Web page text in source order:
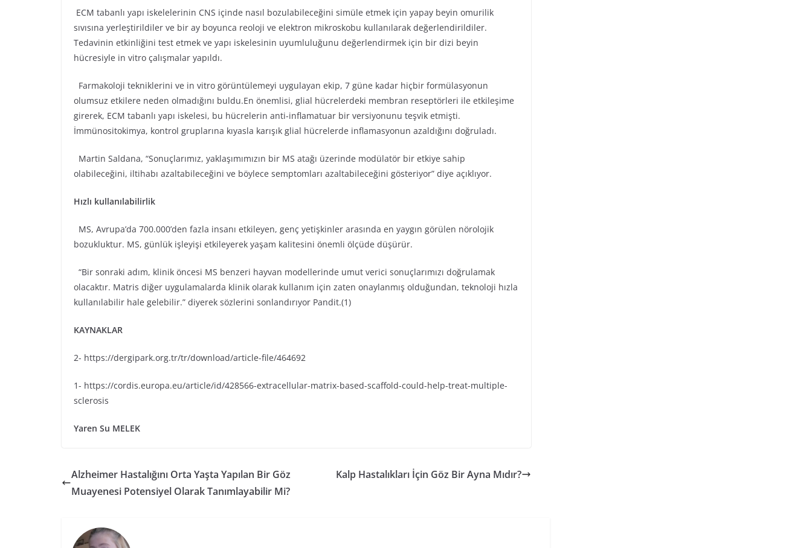
ECM tabanlı yapı iskelelerinin CNS içinde nasıl bozulabileceğini simüle etmek için yapay beyin omurilik
sıvısına yerleştirildiler ve bir ay boyunca reoloji ve elektron mikroskobu kullanılarak değerlendirildiler.
Tedavinin etkinliğini test etmek ve yapı iskelesinin uyumluluğunu değerlendirmek için bir dizi beyin
hücresiyle in vitro çalışmalar yapıldı.
Farmakoloji tekniklerini ve in vitro görüntülemeyi uygulayan ekip, 7 güne kadar hiçbir formülasyonun
olumsuz etkilere neden olmadığını buldu.En önemlisi, glial hücrelerdeki membran reseptörleri ile etkileşime
girerek, ECM tabanlı yapı iskelesi, bu hücrelerin anti-inflamatuar bir versiyonunu teşvik etmişti.
İmmünositokimya, kontrol gruplarına kıyasla karışık glial hücrelerde inflamasyonun azaldığını doğruladı.
Martin Saldana, “Sonuçlarımız, yaklaşımımızın bir MS atağı üzerinde modülatör bir etkiye sahip
olabileceğini, iltihabı azaltabileceğini ve böylece semptomları azaltabileceğini gösteriyor” diye açıklıyor.
Hızlı kullanılabilirlik
MS, Avrupa’da 700.000’den fazla insanı etkileyen, genç yetişkinler arasında en yaygın görülen nörolojik
bozukluktur. MS, günlük işleyişi etkileyerek yaşam kalitesini önemli ölçüde düşürür.
“Bir sonraki adım, klinik öncesi MS benzeri hayvan modellerinde umut verici sonuçlarımızı doğrulamak
olacaktır. Matris diğer uygulamalarda klinik olarak kullanım için zaten onaylanmış olduğundan, teknoloji hızla
kullanılabilir hale gelebilir.” diyerek sözlerini sonlandırıyor Pandit.(1)
KAYNAKLAR
2- https://dergipark.org.tr/tr/download/article-file/464692
1- https://cordis.europa.eu/article/id/428566-extracellular-matrix-based-scaffold-could-help-treat-multiple-
sclerosis
Yaren Su MELEK
Alzheimer Hastalığını Orta Yaşta Yapılan Bir Göz
Muayenesi Potensiyel Olarak Tanımlayabilir Mi?
Kalp Hastalıkları İçin Göz Bir Ayna Mıdır?